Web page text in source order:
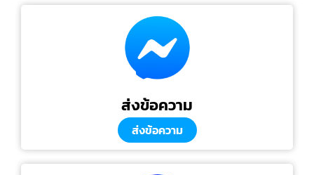
ส่งข้อความ
ส่งข้อความ